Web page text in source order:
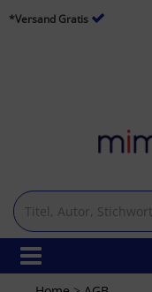
*Versand Gratis